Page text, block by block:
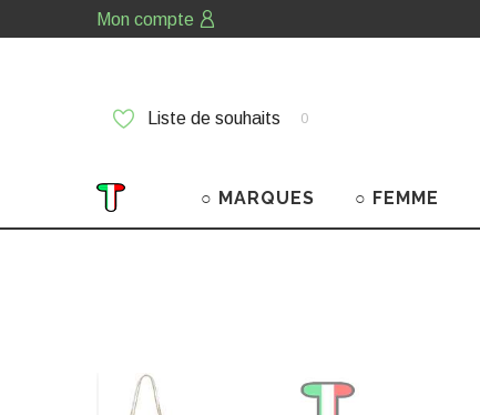
Mon compte
Liste de souhaits 0
○ MARQUES ○ FEMME